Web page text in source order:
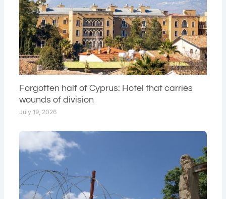
Forgotten half of Cyprus: Hotel that carries
wounds of division
July 19, 2026